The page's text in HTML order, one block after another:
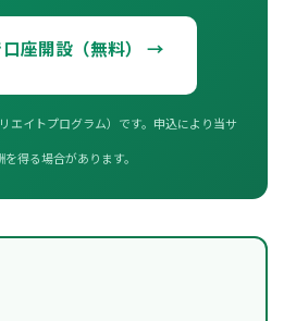
座開設（無料） →
エイトプログラム）です。申込により当サ
得る場合があります。